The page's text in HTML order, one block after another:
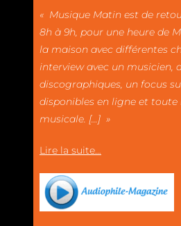
« Musique Matin est de
8h à 9h, pour une heure de
la maison avec différentes
interview avec un musicien,
discographiques, un focus
disponibles en ligne et toute
musicale. […] »
Lire la suite…